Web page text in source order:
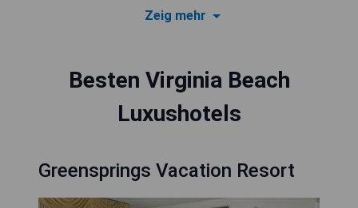
Zeig mehr
Besten Virginia Beach
Luxushotels
Greensprings Vacation Resort